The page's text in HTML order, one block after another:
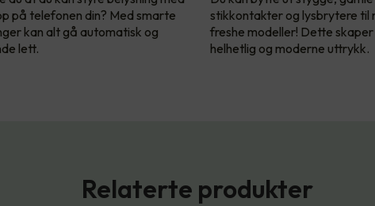
på telefonen din? Med smarte
kan alt gå automatisk og
lett.
stikkontakter og lysbrytere til
freshe modeller! Dette
helhetlig og moderne uttrykk.
Relaterte produkter